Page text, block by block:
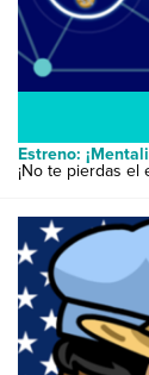
Estreno:
¡No te pierdas